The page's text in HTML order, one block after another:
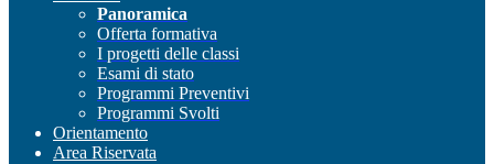
Panoramica
Offerta formativa
I progetti delle classi
Esami di stato
Programmi Preventivi
Programmi Svolti
Orientamento
Area Riservata